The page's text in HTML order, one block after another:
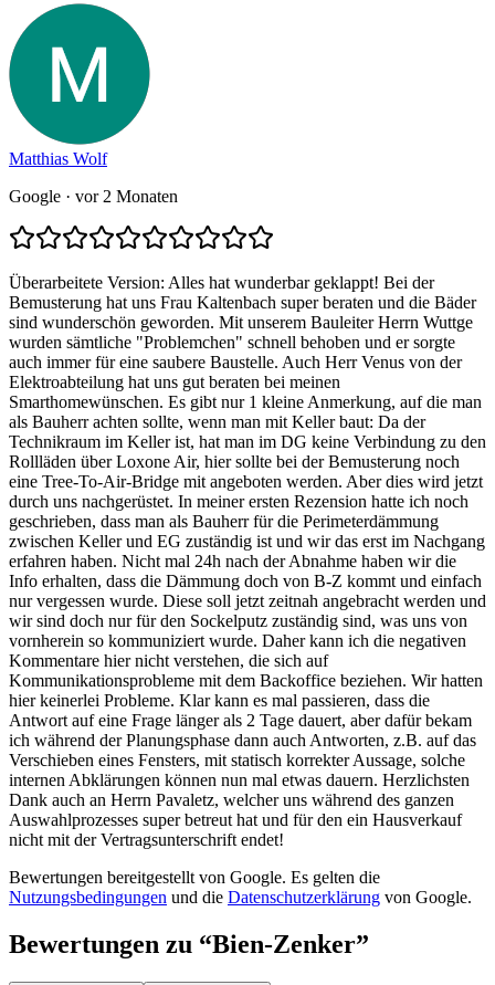
Matthias Wolf
Google · vor 2 Monaten
Überarbeitete Version: Alles hat wunderbar geklappt! Bei der
Bemusterung hat uns Frau Kaltenbach super beraten und die Bäder
sind wunderschön geworden. Mit unserem Bauleiter Herrn Wuttge
wurden sämtliche "Problemchen" schnell behoben und er sorgte
auch immer für eine saubere Baustelle. Auch Herr Venus von der
Elektroabteilung hat uns gut beraten bei meinen
Smarthomewünschen. Es gibt nur 1 kleine Anmerkung, auf die man
als Bauherr achten sollte, wenn man mit Keller baut: Da der
Technikraum im Keller ist, hat man im DG keine Verbindung zu den
Rollläden über Loxone Air, hier sollte bei der Bemusterung noch
eine Tree-To-Air-Bridge mit angeboten werden. Aber dies wird jetzt
durch uns nachgerüstet. In meiner ersten Rezension hatte ich noch
geschrieben, dass man als Bauherr für die Perimeterdämmung
zwischen Keller und EG zuständig ist und wir das erst im Nachgang
erfahren haben. Nicht mal 24h nach der Abnahme haben wir die
Info erhalten, dass die Dämmung doch von B-Z kommt und einfach
nur vergessen wurde. Diese soll jetzt zeitnah angebracht werden und
wir sind doch nur für den Sockelputz zuständig sind, was uns von
vornherein so kommuniziert wurde. Daher kann ich die negativen
Kommentare hier nicht verstehen, die sich auf
Kommunikationsprobleme mit dem Backoffice beziehen. Wir hatten
hier keinerlei Probleme. Klar kann es mal passieren, dass die
Antwort auf eine Frage länger als 2 Tage dauert, aber dafür bekam
ich während der Planungsphase dann auch Antworten, z.B. auf das
Verschieben eines Fensters, mit statisch korrekter Aussage, solche
internen Abklärungen können nun mal etwas dauern. Herzlichsten
Dank auch an Herrn Pavaletz, welcher uns während des ganzen
Auswahlprozesses super betreut hat und für den ein Hausverkauf
nicht mit der Vertragsunterschrift endet!
Bewertungen bereitgestellt von Google. Es gelten die
Nutzungsbedingungen und die Datenschutzerklärung von Google.
Bewertungen zu “Bien-Zenker”